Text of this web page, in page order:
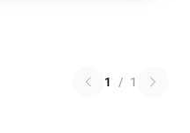
1 / 1